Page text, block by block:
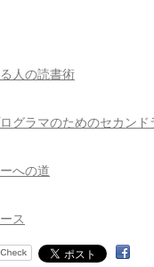
人の読書術
グラマのためのセカンド
への道
ス